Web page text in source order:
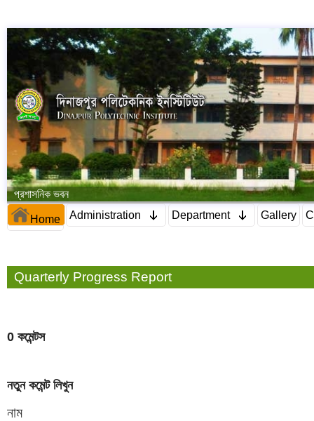
প্রশাসনিক ভবন
Home Administration Department Gallery
Quarterly Progress Report
0 কমেন্টস
নতুন কমেন্ট লিখুন
নাম